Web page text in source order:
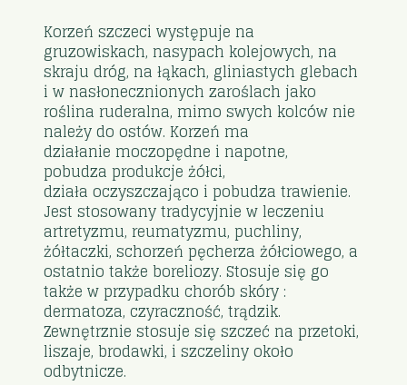
Korzeń szczeci występuje na
gruzowiskach, nasypach kolejowych, na
skraju dróg, na łąkach, gliniastych glebach
i w nasłonecznionych zaroślach jako
roślina ruderalna, mimo swych kolców nie
należy do ostów. Korzeń ma
działanie moczopędne i napotne,
pobudza produkcje żółci,
działa oczyszczająco i pobudza trawienie.
Jest stosowany tradycyjnie w leczeniu
artretyzmu, reumatyzmu, puchliny,
żółtaczki, schorzeń pęcherza żółciowego, a
ostatnio także boreliozy. Stosuje się go
także w przypadku chorób skóry :
dermatoza, czyraczność, trądzik.
Zewnętrznie stosuje się szczeć na przetoki,
liszaje, brodawki, i szczeliny około
odbytnicze.